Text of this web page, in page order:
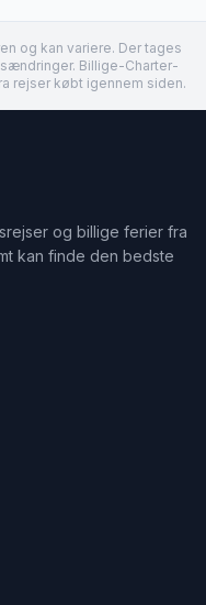
og kan variere. Der tages
Billige-Charter-
rejser købt igennem siden.
og billige ferier fra
kan finde den bedste